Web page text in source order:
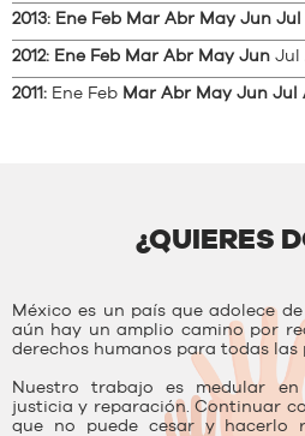
2013: Ene Feb Mar Abr May Jun Jul
2012: Ene Feb Mar Abr May Jun Jul
2011: Ene Feb Mar Abr May Jun Jul
¿QUIERES
México es un país que adolece
aún hay un amplio camino por
derechos humanos para todas las
Nuestro trabajo es medular
justicia y reparación. Continuar
que no puede cesar y hacerlo